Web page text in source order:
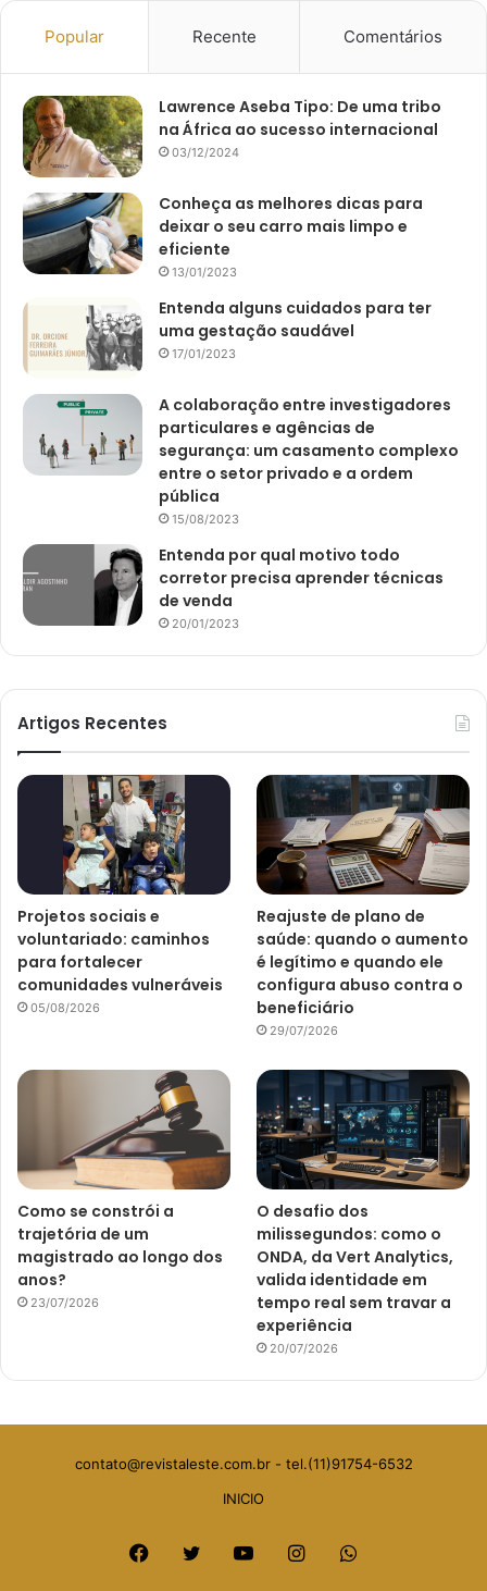
Popular Recente Comentários
Lawrence Aseba Tipo: De uma tribo
na África ao sucesso internacional
03/12/2024
Conheça as melhores dicas para
deixar o seu carro mais limpo e
eficiente
13/01/2023
Entenda alguns cuidados para ter
uma gestação saudável
17/01/2023
A colaboração entre investigadores
particulares e agências de
segurança: um casamento complexo
entre o setor privado e a ordem
pública
15/08/2023
Entenda por qual motivo todo
corretor precisa aprender técnicas
de venda
20/01/2023
Artigos Recentes
Projetos sociais e
voluntariado: caminhos
para fortalecer
comunidades vulneráveis
05/08/2026
Reajuste de plano de
saúde: quando o aumento
é legítimo e quando ele
configura abuso contra o
beneficiário
29/07/2026
Como se constrói a
trajetória de um
magistrado ao longo dos
anos?
23/07/2026
O desafio dos
milissegundos: como o
ONDA, da Vert Analytics,
valida identidade em
tempo real sem travar a
experiência
20/07/2026
contato@revistaleste.com.br- tel.(11)91754-6532
INICIO
Facebook
Twitter YouTubeInstagramWhatsApp